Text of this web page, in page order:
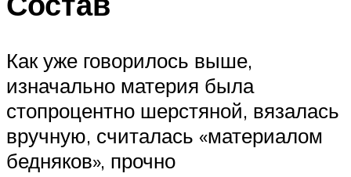
Как уже говорилось выше,
изначально материя была
стопроцентно шерстяной, вязалась
вручную, считалась «материалом
бедняков», прочно